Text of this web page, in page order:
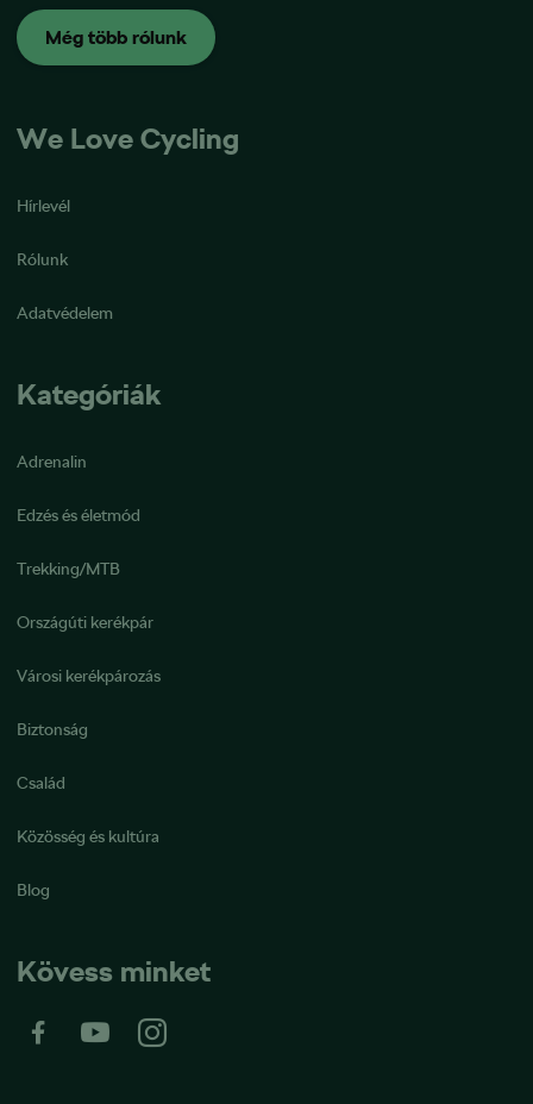
Még több rólunk
We Love Cycling
Hírlevél
Rólunk
Adatvédelem
Kategóriák
Adrenalin
Edzés és életmód
Trekking/MTB
Országúti kerékpár
Városi kerékpározás
Biztonság
Család
Közösség és kultúra
Blog
Kövess minket